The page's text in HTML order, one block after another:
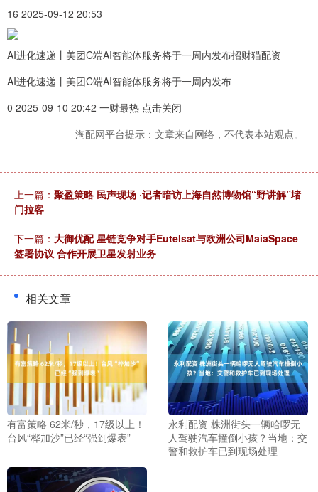
16 2025-09-12 20:53
AI进化速递丨美团C端AI智能体服务将于一周内发布招财猫配资
AI进化速递丨美团C端AI智能体服务将于一周内发布
0 2025-09-10 20:42 一财最热 点击关闭
淘配网平台提示：文章来自网络，不代表本站观点。
上一篇： 聚盈策略 民声现场 ·记者暗访上海自然博物馆“野讲解”堵
门拉客
下一篇： 大御优配 星链竞争对手Eutelsat与欧洲公司MaiaSpace
签署协议 合作开展卫星发射业务
相关文章
有富策略 62米/秒，17级以上！
台风“桦加沙”已经“强到爆表”
永利配资 株洲街头一辆哈啰无
人驾驶汽车撞倒小孩？当地：交
警和救护车已到现场处理